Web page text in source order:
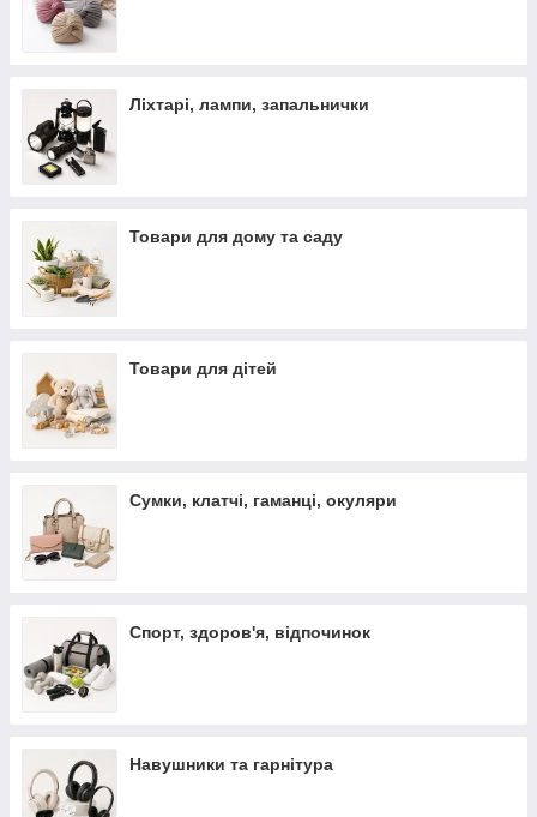
Ліхтарі, лампи, запальнички
Товари для дому та саду
Товари для дітей
Сумки, клатчі, гаманці, окуляри
Спорт, здоров'я, відпочинок
Навушники та гарнітура